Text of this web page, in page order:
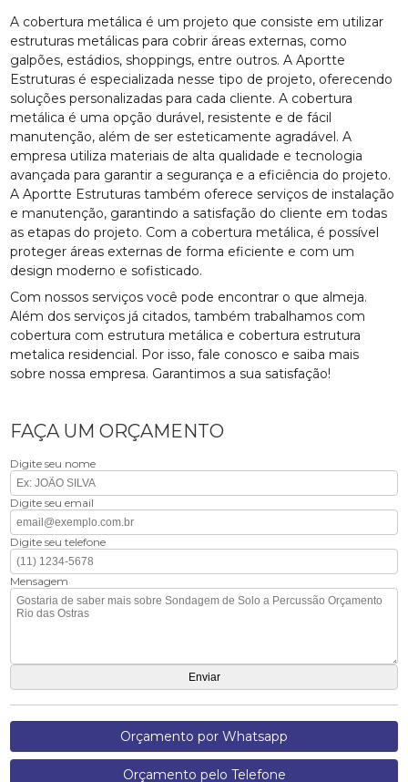
A cobertura metálica é um projeto que consiste em utilizar
estruturas metálicas para cobrir áreas externas, como
galpões, estádios, shoppings, entre outros. A Aportte
Estruturas é especializada nesse tipo de projeto, oferecendo
soluções personalizadas para cada cliente. A cobertura
metálica é uma opção durável, resistente e de fácil
manutenção, além de ser esteticamente agradável. A
empresa utiliza materiais de alta qualidade e tecnologia
avançada para garantir a segurança e a eficiência do projeto.
A Aportte Estruturas também oferece serviços de instalação
e manutenção, garantindo a satisfação do cliente em todas
as etapas do projeto. Com a cobertura metálica, é possível
proteger áreas externas de forma eficiente e com um
design moderno e sofisticado.
Com nossos serviços você pode encontrar o que almeja.
Além dos serviços já citados, também trabalhamos com
cobertura com estrutura metálica e cobertura estrutura
metalica residencial. Por isso, fale conosco e saiba mais
sobre nossa empresa. Garantimos a sua satisfação!
FAÇA UM ORÇAMENTO
Digite seu nome
Digite seu email
Digite seu telefone
Mensagem
Orçamento por Whatsapp
Orçamento pelo Telefone